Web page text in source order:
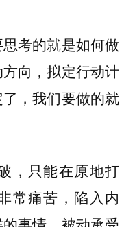
考的就是如何做
向，拟定行动计
，我们要做的就
，只能在原地打
常痛苦，陷入内